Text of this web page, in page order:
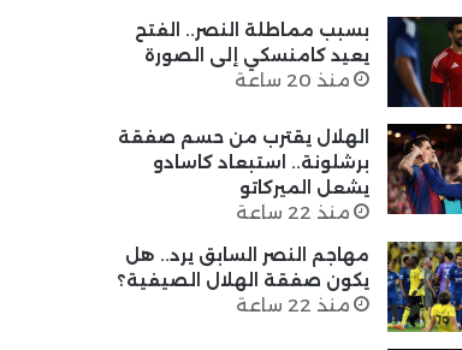
بسبب مماطلة النصر.. الفتح
يعيد كامنسكي إلى الصورة
منذ 20 ساعة
الهلال يقترب من حسم صفقة
برشلونة.. استبعاد كاسادو
يشعل الميركاتو
منذ 22 ساعة
مهاجم النصر السابق يرد.. هل
يكون صفقة الهلال الصيفية؟
منذ 22 ساعة